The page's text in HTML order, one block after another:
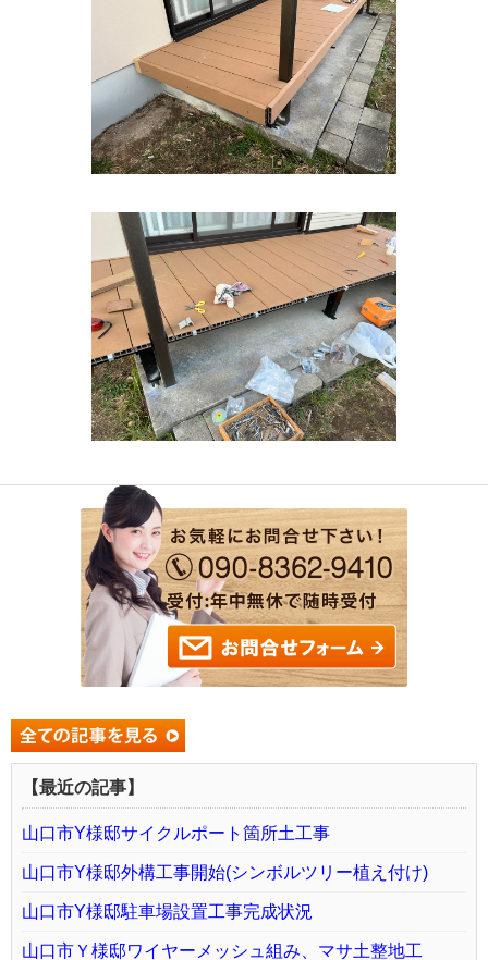
【最近の記事】
山口市Y様邸サイクルポート箇所土工事
山口市Y様邸外構工事開始(シンボルツリー植え付け)
山口市Y様邸駐車場設置工事完成状況
山口市Ｙ様邸ワイヤーメッシュ組み、マサ土整地工